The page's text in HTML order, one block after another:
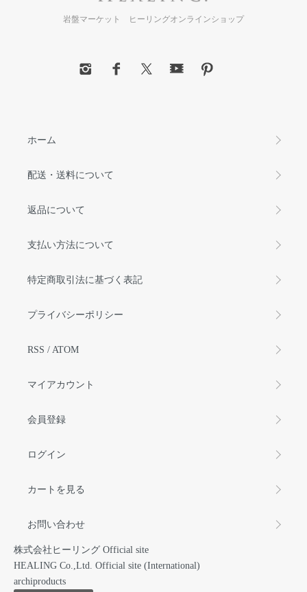
岩盤マーケット ヒーリングオンラインショップ
ホーム
配送・送料について
返品について
支払い方法について
特定商取引法に基づく表記
プライバシーポリシー
RSS / ATOM
マイアカウント
会員登録
ログイン
カートを見る
お問い合わせ
株式会社ヒーリング Official site
HEALING Co.,Ltd. Official site (International)
archiproducts